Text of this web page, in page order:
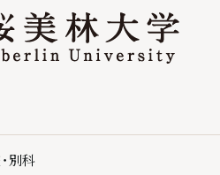
別科
別科の下層ページ一覧を開く